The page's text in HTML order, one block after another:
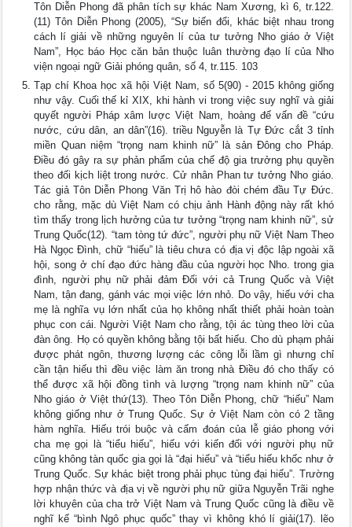
Tôn Diễn Phong đã phân tích sự khác Nam Xương, kì 6, tr.122.
(11) Tôn Diễn Phong (2005), “Sự biến đổi, khác biệt nhau trong
cách lí giải về những nguyên lí của tư tưởng Nho giáo ở Việt
Nam”, Học báo Học căn bản thuộc luân thường đạo lí của Nho
viện ngoại ngữ Giải phóng quân, số 4, tr.115. 103
Tạp chí Khoa học xã hội Việt Nam, số 5(90) - 2015 không giống
như vậy. Cuối thế kỉ XIX, khi hành vi trong việc suy nghĩ và giải
quyết người Pháp xâm lược Việt Nam, hoàng đế vấn đề “cứu
nước, cứu dân, an dân”(16). triều Nguyễn là Tự Đức cắt 3 tỉnh
miền Quan niệm “trọng nam khinh nữ” là sản Đông cho Pháp.
Điều đó gây ra sự phản phẩm của chế độ gia trưởng phụ quyền
theo đối kịch liệt trong nước. Cử nhân Phan tư tưởng Nho giáo.
Tác giả Tôn Diễn Phong Văn Trị hô hào đòi chém đầu Tự Đức.
cho rằng, mặc dù Việt Nam có chịu ảnh Hành động này rất khó
tìm thấy trong lịch hưởng của tư tưởng “trọng nam khinh nữ”, sử
Trung Quốc(12). “tam tòng tứ đức”, người phụ nữ Việt Nam Theo
Hà Ngọc Đình, chữ “hiếu” là tiêu chưa có địa vị độc lập ngoài xã
hội, song ở chí đạo đức hàng đầu của người học Nho. trong gia
đình, người phụ nữ phải đảm Đối với cả Trung Quốc và Việt
Nam, tận đang, gánh vác mọi việc lớn nhỏ. Do vậy, hiếu với cha
mẹ là nghĩa vụ lớn nhất của họ không nhất thiết phải hoàn toàn
phục con cái. Người Việt Nam cho rằng, tội ác tùng theo lời của
đàn ông. Họ có quyền không bằng tội bất hiếu. Cho dù phạm phải
được phát ngôn, thương lượng các công lỗi lầm gì nhưng chỉ
cần tận hiếu thì đều việc làm ăn trong nhà Điều đó cho thấy có
thể được xã hội đồng tình và lượng “trọng nam khinh nữ” của
Nho giáo ở Việt thứ(13). Theo Tôn Diễn Phong, chữ “hiếu” Nam
không giống như ở Trung Quốc. Sự ở Việt Nam còn có 2 tầng
hàm nghĩa. Hiếu trói buộc và cấm đoán của lễ giáo phong với
cha mẹ gọi là “tiểu hiếu”, hiếu với kiến đối với người phụ nữ
cũng không tàn quốc gia gọi là “đại hiếu” và “tiểu hiếu khốc như ở
Trung Quốc. Sự khác biệt trong phải phục tùng đại hiếu”. Trường
hợp nhận thức và địa vị về người phụ nữ giữa Nguyễn Trãi nghe
lời khuyên của cha trở Việt Nam và Trung Quốc cũng là điều về
nghĩ kế “bình Ngô phục quốc” thay vì không khó lí giải(17). lẽo